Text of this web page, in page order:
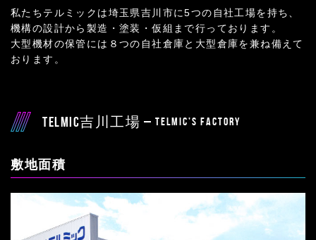
私たちテルミックは埼玉県吉川市に5つの自社工場を持ち、
機構の設計から製造・塗装・仮組まで行っております。
大型機材の保管には８つの自社倉庫と大型倉庫を兼ね備えて
おります。
TELMIC吉川工場 – TELMIC’S factory
敷地面積